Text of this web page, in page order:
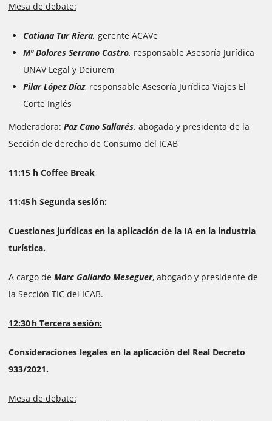
Mesa de debate:
Catiana Tur Riera, gerente ACAVe
Mª Dolores Serrano Castro, responsable Asesoría Jurídica
UNAV Legal y Deiurem
Pilar López Díaz, responsable Asesoría Jurídica Viajes El
Corte Inglés
Moderadora: Paz Cano Sallarés, abogada y presidenta de la
Sección de derecho de Consumo del ICAB
11:15 h Coffee Break
11:45 h Segunda sesión:
Cuestiones jurídicas en la aplicación de la IA en la industria
turística.
A cargo de Marc Gallardo Meseguer, abogado y presidente de
la Sección TIC del ICAB.
12:30 h Tercera sesión:
Consideraciones legales en la aplicación del Real Decreto
933/2021.
Mesa de debate: